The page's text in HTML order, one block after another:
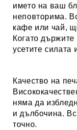
името на ваш
неповторима.
кафе или чай,
Когато
усетите силата
Качество на
няма да
и дълбочина.
точно.